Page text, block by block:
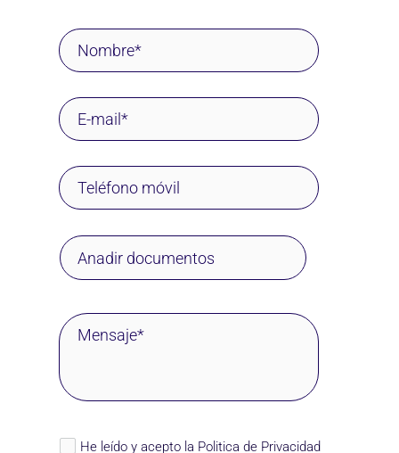
Anadir documentos
He leído y acepto la Politica de Privacidad